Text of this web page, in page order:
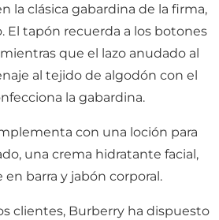
la clásica gabardina de la firma,
El tapón recuerda a los botones
que el lazo anudado al
al tejido de algodón con el
la gabardina.
con una loción para
una crema hidratante facial,
barra y jabón corporal.
clientes, Burberry ha dispuesto